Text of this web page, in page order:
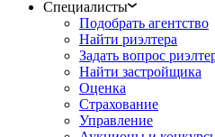
Специалисты
Подобрать агентство
Найти риэлтера
Задать вопрос
Найти застройщика
Оценка
Страхование
Управление